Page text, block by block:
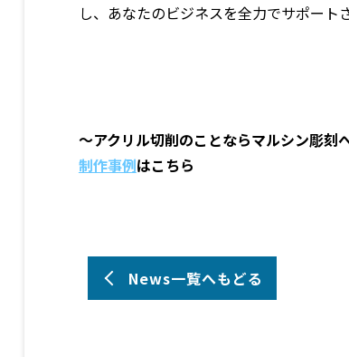
し、あなたのビジネスを全力でサポート
～アクリル切削のことならマルシン彫刻
制作事例はこちら
News一覧へもどる